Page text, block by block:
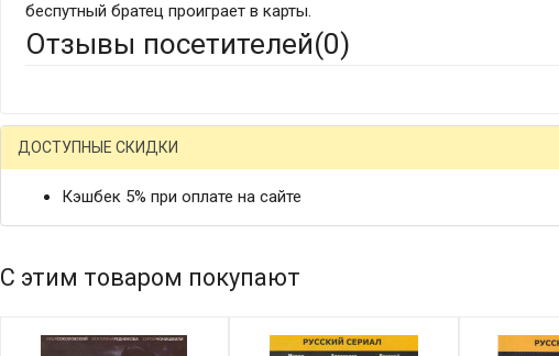
беспутный братец проиграет в карты.
Отзывы посетителей(0)
ДОСТУПНЫЕ СКИДКИ
Кэшбек 5% при оплате на сайте
С этим товаром покупают